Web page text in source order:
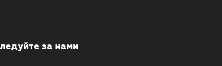
за нами